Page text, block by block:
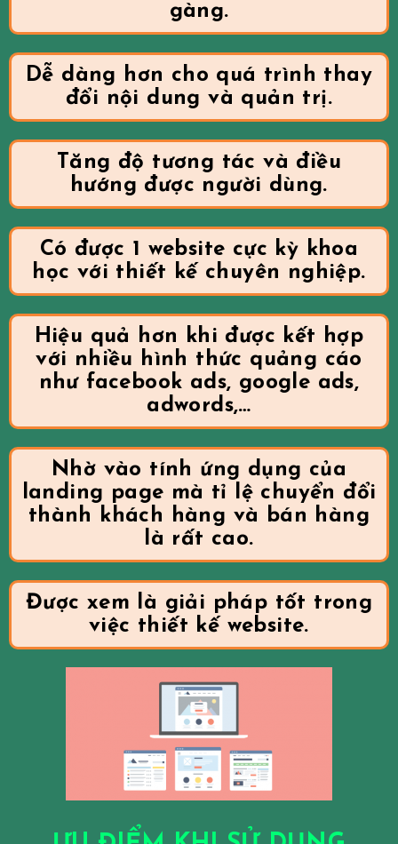
gàng.
Dễ dàng hơn cho quá trình thay
đổi nội dung và quản trị.
Tăng độ tương tác và điều
hướng được người dùng.
Có được 1 website cực kỳ khoa
học với thiết kế chuyên nghiệp.
Hiệu quả hơn khi được kết hợp
với nhiều hình thức quảng cáo
như facebook ads, google ads,
adwords,…
Nhờ vào tính ứng dụng của
landing page mà tỉ lệ chuyển đổi
thành khách hàng và bán hàng
là rất cao.
Được xem là giải pháp tốt trong
việc thiết kế website.